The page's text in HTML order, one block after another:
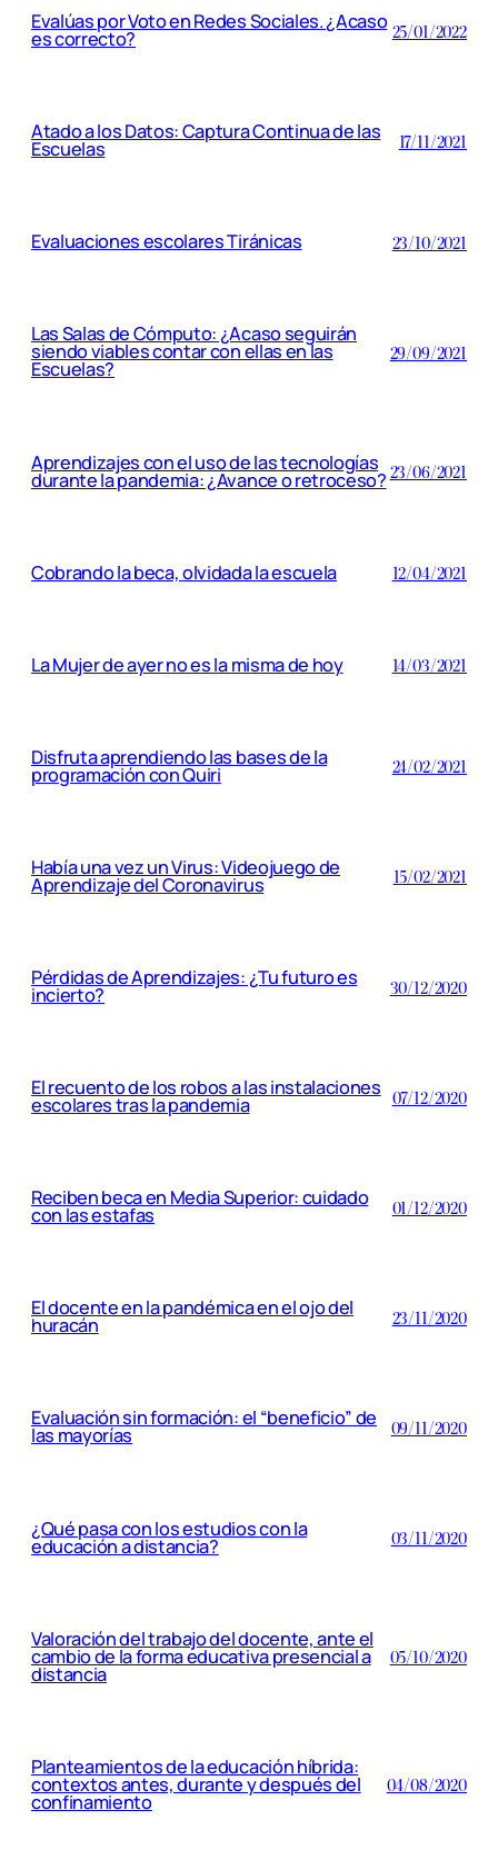
Evalúas por Voto en Redes Sociales. ¿Acaso
es correcto? 25/01/2022
Atado a los Datos: Captura Continua de las
Escuelas 17/11/2021
Evaluaciones escolares Tiránicas 23/10/2021
Las Salas de Cómputo: ¿Acaso seguirán
siendo viables contar con ellas en las
Escuelas?
29/09/2021
Aprendizajes con el uso de las tecnologías
durante la pandemia: ¿Avance o retroceso?23/06/2021
Cobrando la beca, olvidada la escuela 12/04/2021
La Mujer de ayer no es la misma de hoy 14/03/2021
Disfruta aprendiendo las bases de la
programación con Quiri 24/02/2021
Había una vez un Virus: Videojuego de
Aprendizaje del Coronavirus 15/02/2021
Pérdidas de Aprendizajes: ¿Tu futuro es
incierto? 30/12/2020
El recuento de los robos a las instalaciones
escolares tras la pandemia 07/12/2020
Reciben beca en Media Superior: cuidado
con las estafas 01/12/2020
El docente en la pandémica en el ojo del
huracán 23/11/2020
Evaluación sin formación: el “beneficio” de
las mayorías 09/11/2020
¿Qué pasa con los estudios con la
educación a distancia? 03/11/2020
Valoración del trabajo del docente, ante el
cambio de la forma educativa presencial a
distancia
05/10/2020
Planteamientos de la educación híbrida:
contextos antes, durante y después del
confinamiento
04/08/2020